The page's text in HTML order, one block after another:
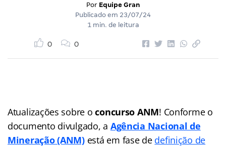
Por Equipe Gran
Publicado em 23/07/24
1 min. de leitura
0 0
Atualizações sobre oconcurso ANM! Conforme o
documento divulgado, a Agência Nacional de
Mineração (ANM)está em fase de definição de